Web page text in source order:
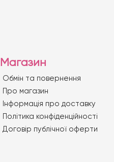
Магазин
Обмін та повернення
Про магазин
Iнформація про доставку
Політика конфіденційності
Договір публічної оферти